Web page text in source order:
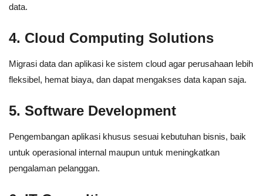
data.
4. Cloud Computing Solutions
Migrasi data dan aplikasi ke sistem cloud agar perusahaan lebih
fleksibel, hemat biaya, dan dapat mengakses data kapan saja.
5. Software Development
Pengembangan aplikasi khusus sesuai kebutuhan bisnis, baik
untuk operasional internal maupun untuk meningkatkan
pengalaman pelanggan.